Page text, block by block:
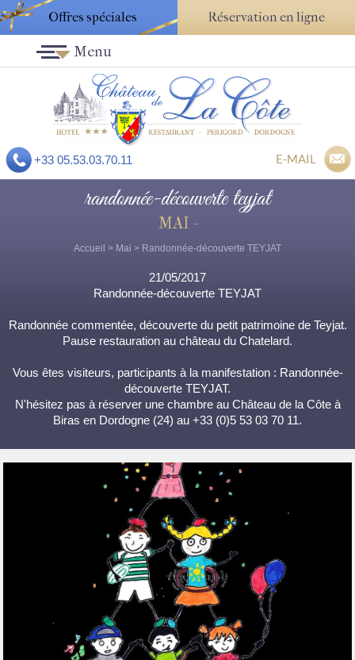
Offres spéciales Réservation en ligne
+33 05.53.03.70.11 E-MAIL
Menu
randonnée-découverte teyjat
MAI -
Accueil > Mai > Randonnée-découverte TEYJAT
21/05/2017
Randonnée-découverte TEYJAT
Randonnée commentée, découverte du petit patrimoine de Teyjat.
Pause restauration au château du Chatelard.
Vous êtes visiteurs, participants à la manifestation : Randonnée-
découverte TEYJAT.
N'hésitez pas à réserver une chambre au Château de la Côte à
Biras en Dordogne (24) au +33 (0)5 53 03 70 11.